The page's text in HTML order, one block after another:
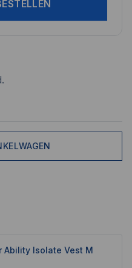
Ability Isolate Vest M